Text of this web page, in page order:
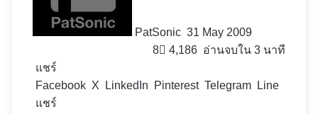
PatSonic 31 May 2009
8
4,186 อ่านจบใน 3 นาที
แชร์
Facebook X LinkedIn Pinterest Telegram
Line
แชร์